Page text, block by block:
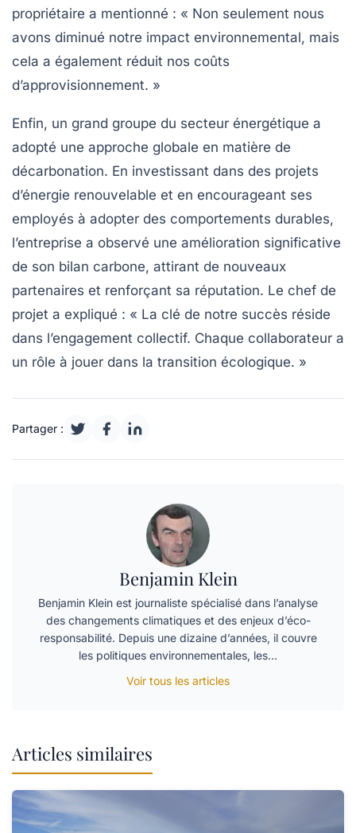
propriétaire a mentionné : « Non seulement nous
avons diminué notre impact environnemental, mais
cela a également réduit nos coûts
d’approvisionnement. »
Enfin, un grand groupe du secteur énergétique a
adopté une approche globale en matière de
décarbonation. En investissant dans des projets
d’énergie renouvelable et en encourageant ses
employés à adopter des comportements durables,
l’entreprise a observé une amélioration significative
de son bilan carbone, attirant de nouveaux
partenaires et renforçant sa réputation. Le chef de
projet a expliqué : « La clé de notre succès réside
dans l’engagement collectif. Chaque collaborateur a
un rôle à jouer dans la transition écologique. »
Partager :
Benjamin Klein
Benjamin Klein est journaliste spécialisé dans l’analyse
des changements climatiques et des enjeux d’éco-
responsabilité. Depuis une dizaine d’années, il couvre
les politiques environnementales, les…
Voir tous les articles
Articles similaires